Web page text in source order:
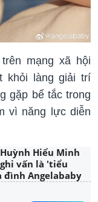
mạng xã hội
khỏi làng giải trí
gặp bế tắc trong
vì năng lực diễn
Hiểu Minh
vấn là 'tiểu
đình Angelababy